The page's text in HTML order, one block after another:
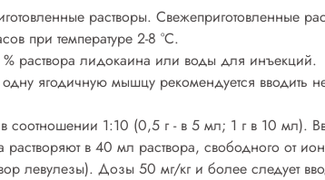
растворы. Свежеприготовленные
при температуре 2-8 °С.
раствора лидокаина или воды для инъекций.
ягодичную мышцу рекомендуется вводить
соотношении 1:10 (0,5 г - в 5 мл; 1 г в 10 мл).
в 40 мл раствора, свободного от
левулезы). Дозы 50 мг/кг и более следует